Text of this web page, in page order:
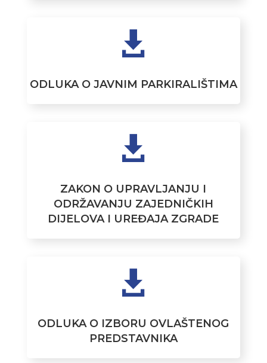

ODLUKA O JAVNIM PARKIRALIŠTIMA

ZAKON O UPRAVLJANJU I
ODRŽAVANJU ZAJEDNIČKIH
DIJELOVA I UREĐAJA ZGRADE

ODLUKA O IZBORU OVLAŠTENOG
PREDSTAVNIKA